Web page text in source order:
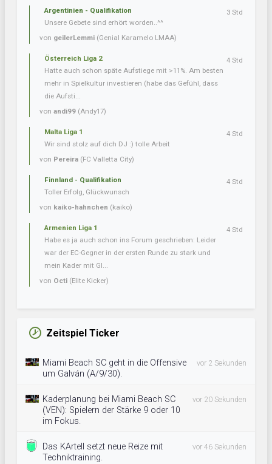
Argentinien - Qualifikation
Unsere Gebete sind erhört worden..^^
von geilerLemmi (Genial Karamelo LMAA)
3 Std
Österreich Liga 2
Hatte auch schon späte Aufstiege mit >11%. Am besten
mehr in Spielkultur investieren (habe das Gefühl, dass
die Aufsti...
von andi99 (Andy17)
4 Std
Malta Liga 1
Wir sind stolz auf dich DJ :) tolle Arbeit
von Pereira (FC Valletta City)
4 Std
Finnland - Qualifikation
Toller Erfolg, Glückwunsch
von kaiko-hahnchen (kaiko)
4 Std
Armenien Liga 1
Habe es ja auch schon ins Forum geschrieben: Leider
war der EC-Gegner in der ersten Runde zu stark und
mein Kader mit Gl...
von Octi (Elite Kicker)
4 Std
Zeitspiel Ticker
Miami Beach SC geht in die Offensive
um Galván (A/9/30).
vor 2 Sekunden
Kaderplanung bei Miami Beach SC
(VEN): Spielern der Stärke 9 oder 10
im Fokus.
vor 20 Sekunden
Das KArtell setzt neue Reize mit
Techniktraining.
vor 46 Sekunden